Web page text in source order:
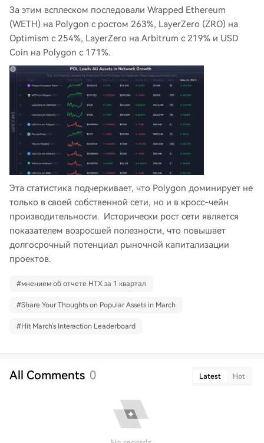
За этим всплеском последовали Wrapped Ethereum
(WETH) на Polygon с ростом 263%, LayerZero (ZRO) на
Optimism с 254%, LayerZero на Arbitrum с 219% и USD
Coin на Polygon с 171%.
Эта статистика подчеркивает, что Polygon доминирует не
только в своей собственной сети, но и в кросс-чейн
производительности. Исторически рост сети является
показателем возросшей полезности, что повышает
долгосрочный потенциал рыночной капитализации
проектов.
#мнением об отчете HTX за 1 квартал
#Share Your Thoughts on Popular Assets in March
#Hit March's Interaction Leaderboard
All Comments 0 Latest Hot